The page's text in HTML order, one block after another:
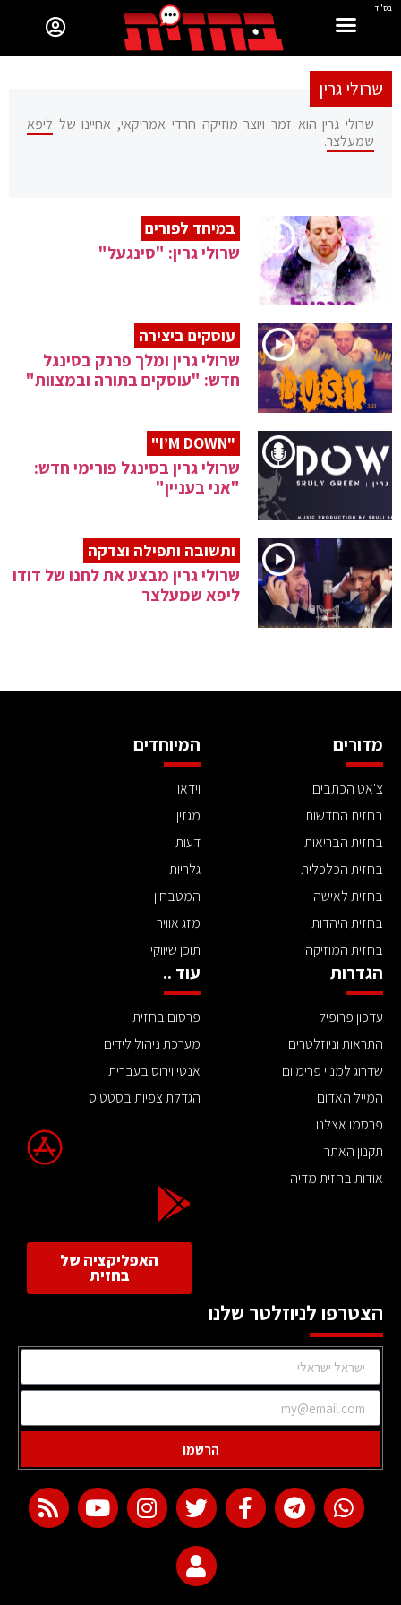
בס"ד
שרולי גרין
שרולי גרין הוא זמר ויוצר מוזיקה חרדי אמריקאי, אחיינו של ליפא
שמעלצר.
במיחד לפורים
עוסקים ביצירה
שרולי גרין ומלך פרנק בסינגל
חדש: "עוסקים בתורה ובמצוות"
"I’M DOWN"
שרולי גרין בסינגל פורימי חדש:
"אני בעניין"
ותשובה ותפילה וצדקה
שרולי גרין מבצע את לחנו של דודו
ליפא שמעלצר
מדורים
צ'אט הכתבים
בחזית החדשות
בחזית הבריאות
בחזית הכלכלית
בחזית לאישה
בחזית היהדות
בחזית המוזיקה
המיוחדים
וידאו
מגזין
דעות
גלריות
המטבחון
מזג אוויר
תוכן שיווקי
הגדרות
עדכון פרופיל
התראות וניוזלטרים
שדרוג למנוי פרימיום
המייל האדום
פרסמו אצלנו
תקנון האתר
אודות בחזית מדיה
עוד ..
פרסום בחזית
מערכת ניהול לידים
אנטי וירוס בעברית
הגדלת צפיות בסטטוס
האפליקציה של
בחזית
הצטרפו לניוזלטר שלנו
הרשמו